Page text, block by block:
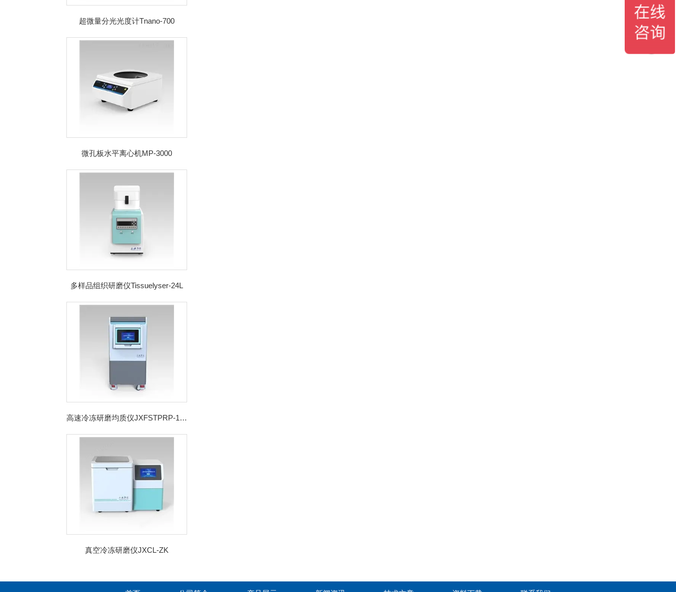
超微量分光光度计Tnano-700
微孔板水平离心机MP-3000
多样品组织研磨仪Tissuelyser-24L
高速冷冻研磨均质仪JXFSTPRP-192CL
真空冷冻研磨仪JXCL-ZK